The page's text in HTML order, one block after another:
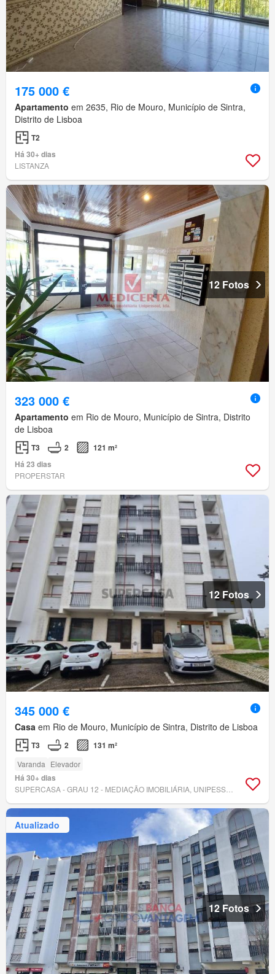
175 000 €
Apartamento em 2635, Rio de Mouro, Município de Sintra,
Distrito de Lisboa
T2
Há 30+ dias
LISTANZA
12 Fotos
323 000 €
Apartamento em Rio de Mouro, Município de Sintra, Distrito
de Lisboa
T3 2
121 m²
Há 23 dias
PROPERSTAR
12 Fotos
345 000 €
Casa em Rio de Mouro, Município de Sintra, Distrito de Lisboa
T3 2 131 m²
Varanda Elevador
Há 30+ dias
Atualizado
12 Fotos